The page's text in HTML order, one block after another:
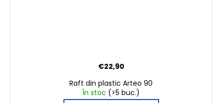
Raft din plastic Arteo 90
În stoc (>5 buc.)
€22,90